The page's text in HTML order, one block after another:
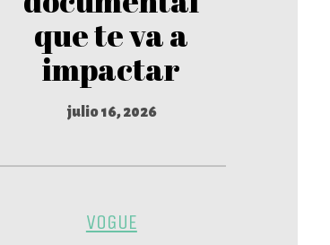
que te va a
impactar
julio 16, 2026
VOGUE